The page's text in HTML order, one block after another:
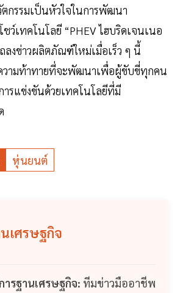
กรรมเป็นหัวใจในการพัฒนา
ว์เทคโนโลยี “PHEV ไฮบริดเจนเนอ
ลงข่าวผลิตภัณฑ์ใหม่เมื่อเร็ว ๆ นี้
ามท้าทายที่จะพัฒนาเพื่อผู้ขับขี่ทุกคน
รแข่งขันด้วยเทคโนโลยีที่มี
หุ่นยนต์
เศรษฐกิจ
รฐานเศรษฐกิจ: ทีมข่าวมืออาชีพ